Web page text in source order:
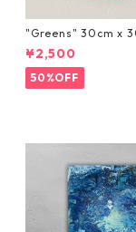
"Greens" 30cm x
¥2,500
50%OFF